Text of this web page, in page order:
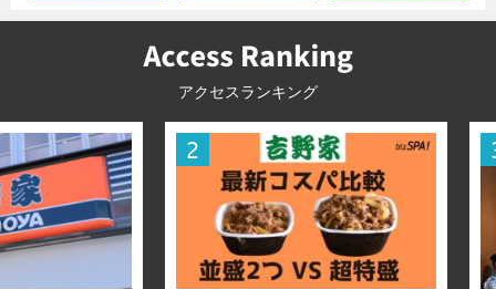
アクセスランキング